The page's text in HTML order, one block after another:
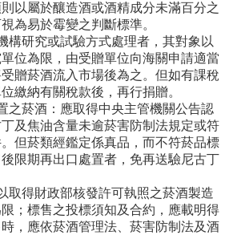
以屬於釀造酒或酒精成分未滿百分之
為易於霉變之判斷標準。
構研究或試驗方式處理者，其對象以
位為限，由受贈單位向海關申請適當
贈菸酒流入市場後為之。但如有課稅
繳納有關稅款後，再行捐贈。
之菸酒：應取得中央主管機關公告認
及焦油含量未逾菸害防制法規定或符
但菸類經鑑定係真品，而不符菸品標
限期再出口處置者，免再送驗尼古丁
取得財政部核發許可執照之菸酒製造
；標售之投標須知及合約，應載明得
，應依菸酒管理法、菸害防制法及酒